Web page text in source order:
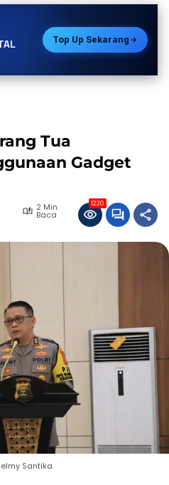
Top Up Sekarang
Tua
Gadget
2 Min
Baca
1220
Santika.